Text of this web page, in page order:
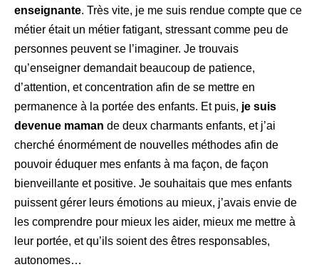
enseignante. Très vite, je me suis rendue compte que ce
métier était un métier fatigant, stressant comme peu de
personnes peuvent se l’imaginer. Je trouvais
qu’enseigner demandait beaucoup de patience,
d’attention, et concentration afin de se mettre en
permanence à la portée des enfants. Et puis, je suis
devenue maman de deux charmants enfants, et j’ai
cherché énormément de nouvelles méthodes afin de
pouvoir éduquer mes enfants à ma façon, de façon
bienveillante et positive. Je souhaitais que mes enfants
puissent gérer leurs émotions au mieux, j’avais envie de
les comprendre pour mieux les aider, mieux me mettre à
leur portée, et qu’ils soient des êtres responsables,
autonomes…